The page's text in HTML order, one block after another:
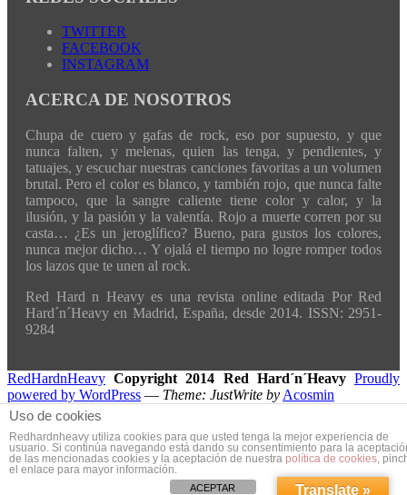
TWITTER
FACEBOOK
INSTAGRAM
ACERCA DE NOSOTROS
Chupa de cuero y gafas de rock, eso por supuesto, y que
nunca falten, y melenas, quien las tenga, y pendientes, y
tatuajes, y escuchar nuestras canciones favoritas a un volumen
brutal. Pero el color es blanco, y también rojo, que nunca falte
tampoco, que la sangre caliente tiene color y calor, y la
ilusión, y la pasión y la valentía. Rojo a muerte corren por su
casta… ¿Es un jeroglífico? Bueno, para gustos los colores,
nunca mejor dicho… Y ojalá el tiempo no logre romper todos
los lazos que te unen al rock.
Red Hard n Heavy es una revista online editada Por Red
Hard´n´Heavy en Madrid, España, desde 2014. ISSN: 2951-
9284
RedHardnHeavy Copyright 2014 Red Hard´n´Heavy Proudly
powered by WordPress — Theme: JustWrite by Acosmin
Uso de cookies
Redhardnheavy utiliza cookies para que usted tenga la mejor experiencia de
usuario. Si continúa navegando está dando su consentimiento para la
de las mencionadas cookies y la aceptación de nuestra política de cookies ,
el enlace para mayor información.
ACEPTAR Translate »